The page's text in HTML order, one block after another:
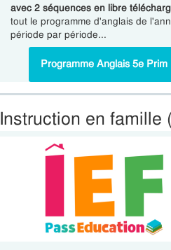
avec 2 séquences en libre
tout le programme d'anglais de
période par période...
Programme Anglais 5e Prim
Instruction en famille